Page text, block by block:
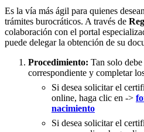
Es la vía más ágil para quienes
trámites burocráticos. A través de
colaboración con el portal
puede delegar la obtención de su
Procedimiento: Tan solo
correspondiente y completar
Si desea solicitar el
online, haga clic en ->
nacimiento
Si desea solicitar el